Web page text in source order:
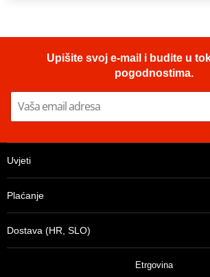
Upišite svoj e-mail i budite u
pogodnostima.
Uvjeti
Plaćanje
Dostava (HR, SLO)
Etrgovina